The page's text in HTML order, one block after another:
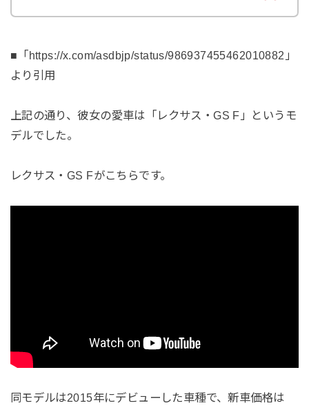
■「https://x.com/asdbjp/status/986937455462010882」
より引用
上記の通り、彼女の愛車は「レクサス・GS F」というモ
デルでした。
レクサス・GS Fがこちらです。
同モデルは2015年にデビューした車種で、新車価格は